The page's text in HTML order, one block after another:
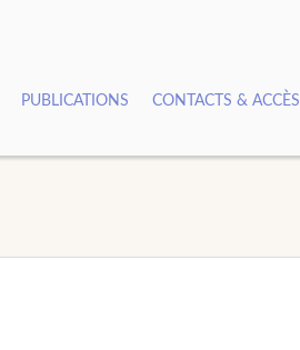
PUBLICATIONS CONTACTS & ACCÈS